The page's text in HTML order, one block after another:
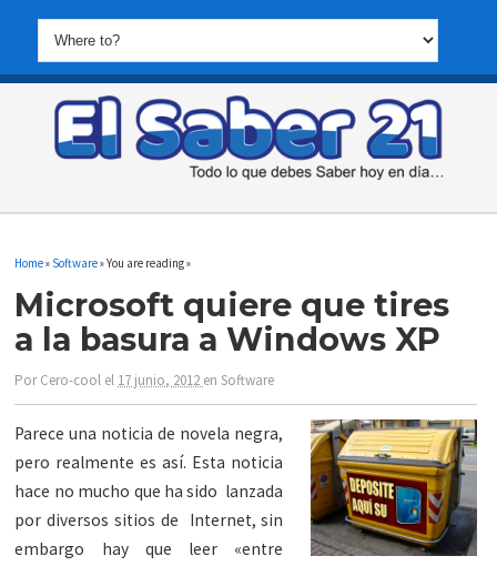
Home» Software» You are reading »
Microsoft quiere que tires
a la basura a Windows XP
PorCero-cool el 17 junio, 2012 enSoftware
Parece una noticia de novela negra,
pero realmente es así. Esta noticia
hace no mucho que ha sido lanzada
por diversos sitios de Internet, sin
embargo hay que leer «entre